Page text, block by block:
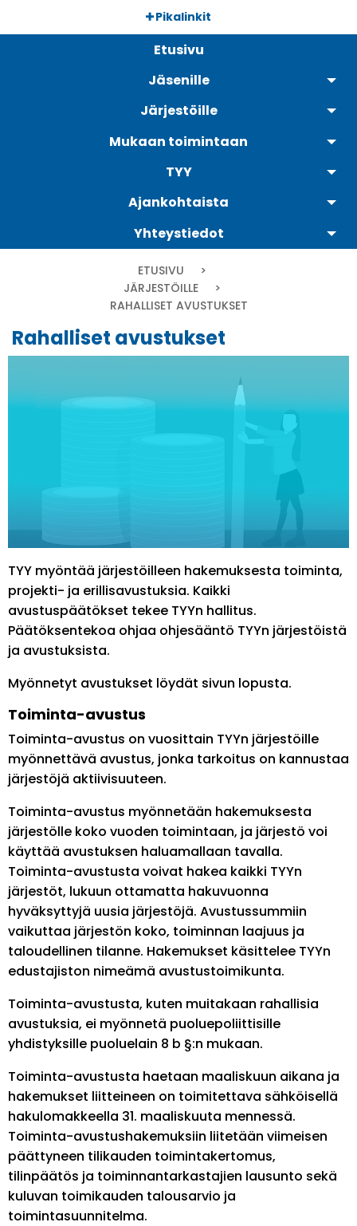
Pikalinkit
Etusivu
Jäsenille
Järjestöille
Mukaan toimintaan
TYY
Ajankohtaista
Yhteystiedot
ETUSIVU
JÄRJESTÖILLE
CURRENT:
RAHALLISET AVUSTUKSET
Rahalliset avustukset
TYY myöntää järjestöilleen hakemuksesta toiminta,
projekti- ja erillisavustuksia. Kaikki
avustuspäätökset tekee TYYn hallitus.
Päätöksentekoa ohjaa ohjesääntö TYYn järjestöistä
ja avustuksista.
Myönnetyt avustukset löydät sivun lopusta.
Toiminta-avustus
Toiminta-avustus on vuosittain TYYn järjestöille
myönnettävä avustus, jonka tarkoitus on kannustaa
järjestöjä aktiivisuuteen.
Toiminta-avustus myönnetään hakemuksesta
järjestölle koko vuoden toimintaan, ja järjestö voi
käyttää avustuksen haluamallaan tavalla.
Toiminta-avustusta voivat hakea kaikki TYYn
järjestöt, lukuun ottamatta hakuvuonna
hyväksyttyjä uusia järjestöjä. Avustussummiin
vaikuttaa järjestön koko, toiminnan laajuus ja
taloudellinen tilanne. Hakemukset käsittelee TYYn
edustajiston nimeämä avustustoimikunta.
Toiminta-avustusta, kuten muitakaan rahallisia
avustuksia, ei myönnetä puoluepoliittisille
yhdistyksille puoluelain 8 b §:n mukaan.
Toiminta-avustusta haetaan maaliskuun aikana ja
hakemukset liitteineen on toimitettava sähköisellä
hakulomakkeella 31. maaliskuuta mennessä.
Toiminta-avustushakemuksiin liitetään viimeisen
päättyneen tilikauden toimintakertomus,
tilinpäätös ja toiminnantarkastajien lausunto sekä
kuluvan toimikauden talousarvio ja
toimintasuunnitelma.